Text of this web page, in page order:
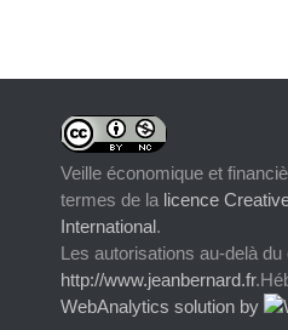
Veille économique et
termes de la licence
International.
Les autorisations au-delà
http://www.jeanbernard.fr
WebAnalytics solution by